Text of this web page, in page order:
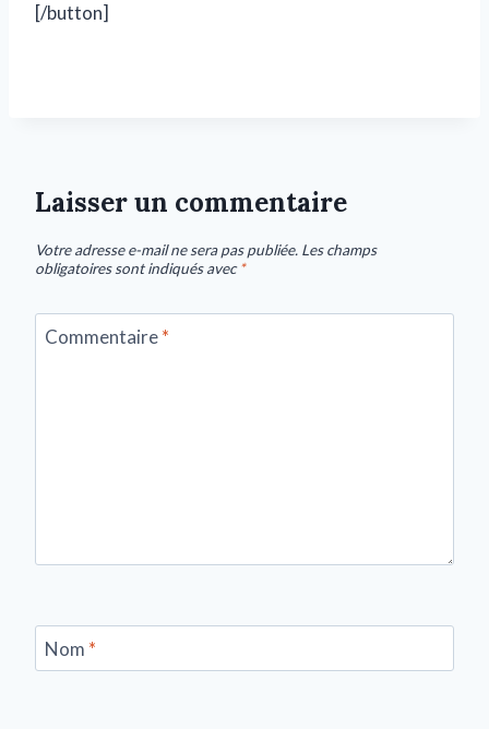
[/button]
Laisser un commentaire
Votre adresse e-mail ne sera pas publiée. Les champs
obligatoires sont indiqués avec*
Commentaire*
Nom *